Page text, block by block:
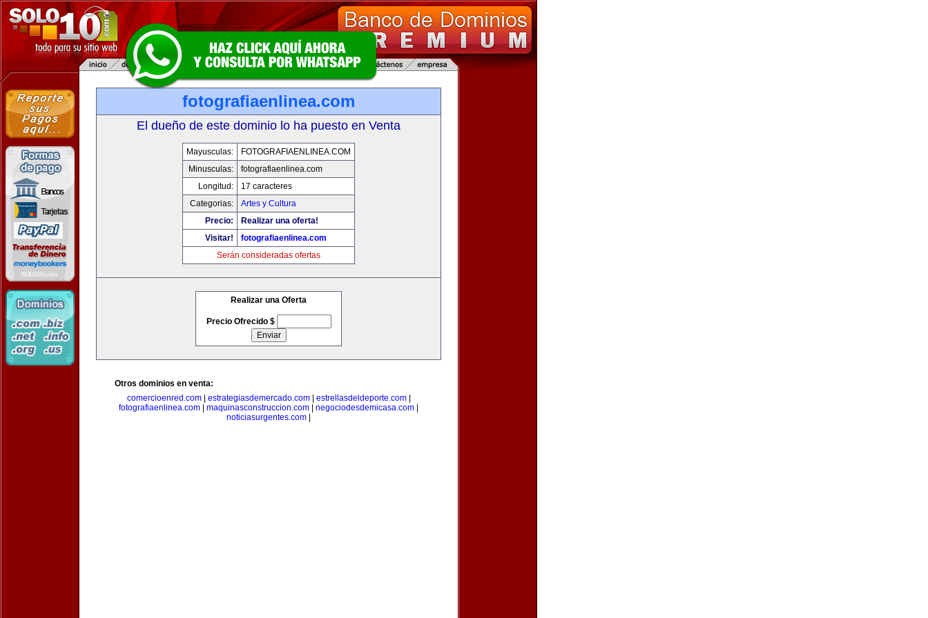
fotografiaenlinea.com
El dueño de este dominio lo ha puesto en Venta
Mayusculas:
FOTOGRAFIAENLINEA.COM
Minusculas:
fotografiaenlinea.com
Longitud:
17 caracteres
Categorias:
Artes y Cultura
Precio:
Realizar una oferta!
Visitar!
fotografiaenlinea.com
Serán consideradas ofertas
Realizar una Oferta
Precio Ofrecido $
Otros dominios en venta:
comercioenred.com| estrategiasdemercado.com| estrellasdeldeporte.com|
fotografiaenlinea.com
maquinasconstruccion.com negociodesdemicasa.com
noticiasurgentes.com